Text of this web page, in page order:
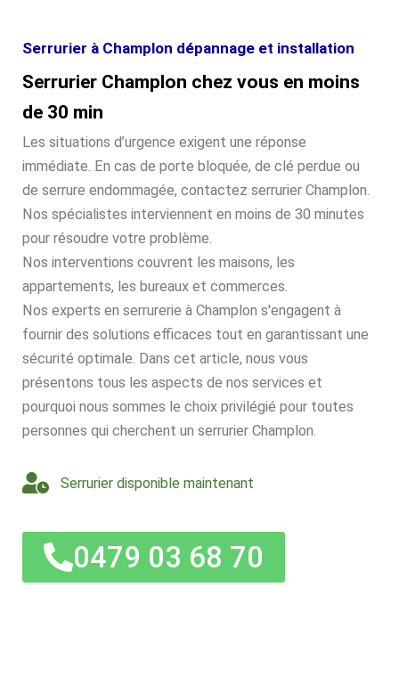
Serrurier à Champlon dépannage et installation
Serrurier Champlon chez vous en moins
de 30 min
Les situations d’urgence exigent une réponse
immédiate. En cas de porte bloquée, de clé perdue ou
de serrure endommagée, contactez serrurier Champlon.
Nos spécialistes interviennent en moins de 30 minutes
pour résoudre votre problème.
Nos interventions couvrent les maisons, les
appartements, les bureaux et commerces.
Nos experts en serrurerie à Champlon s'engagent à
fournir des solutions efficaces tout en garantissant une
sécurité optimale. Dans cet article, nous vous
présentons tous les aspects de nos services et
pourquoi nous sommes le choix privilégié pour toutes
personnes qui cherchent un serrurier Champlon.
Serrurier disponible maintenant
0479 03 68 70